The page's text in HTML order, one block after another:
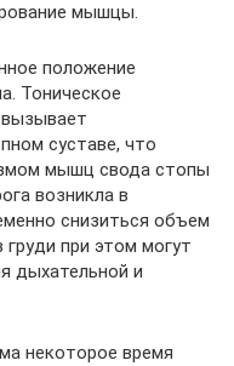
мышцы.
положение
Тоническое
суставе, что
мышц свода стопы
возникла в
снизиться объем
при этом могут
дыхательной и
некоторое время